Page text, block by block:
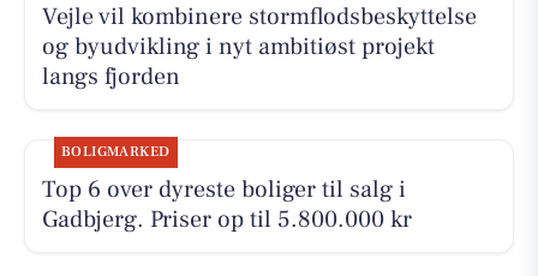
Vejle vil kombinere stormflodsbeskyttelse
og byudvikling i nyt ambitiøst projekt
langs fjorden
BOLIGMARKED
Top 6 over dyreste boliger til salg i
Gadbjerg. Priser op til 5.800.000 kr